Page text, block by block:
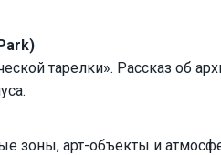
тарелки». Рассказ об
зоны, арт-объекты и